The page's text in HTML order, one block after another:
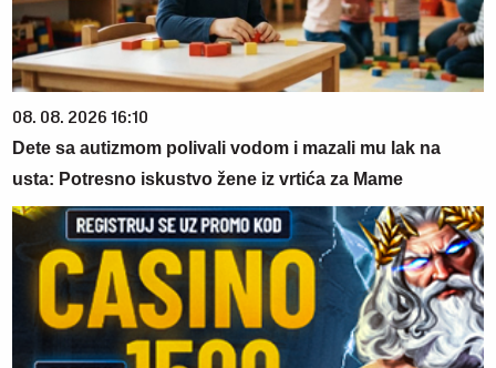
08. 08. 2026 16:10
Dete sa autizmom polivali vodom i mazali mu lak na
usta: Potresno iskustvo žene iz vrtića za Mame